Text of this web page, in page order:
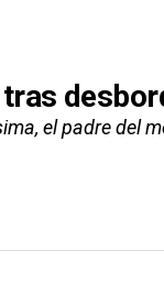
el padre del